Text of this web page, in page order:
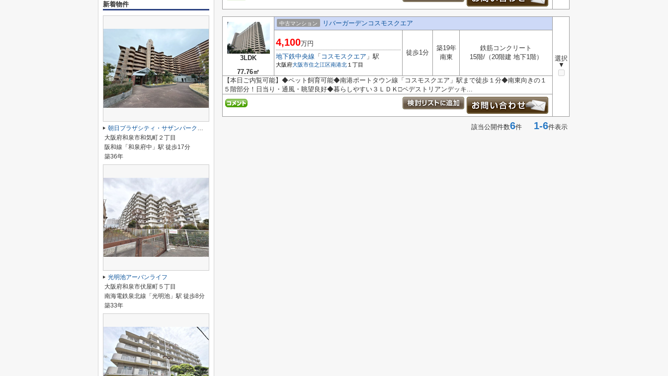
3LDK
77.76㎡
中古マンション リバーガーデンコスモスクエア
選択
▼
4,100万円
地下鉄中央線 「 コスモスクエア 」駅
大阪府大阪市住之江区南港北 １丁目
徒歩1分
築19年
南東
鉄筋コンクリート
15階/（20階建 地下1階）
【本日ご内覧可能】◆ペット飼育可能◆南港ポートタウン線「コスモスクエア」駅まで徒歩１分◆南東向きの１
５階部分！日当り・通風・眺望良好◆暮らしやすい３ＬＤＫ□ペデストリアンデッキ...
該当公開件数6件 1-6件表示
新着物件
朝日プラザシティ・サザンパーク３番街E棟
大阪府和泉市和気町２丁目
阪和線「和泉府中」駅 徒歩17分
築36年
光明池アーバンライフ
大阪府和泉市伏屋町５丁目
南海電鉄泉北線「光明池」駅 徒歩8分
築33年